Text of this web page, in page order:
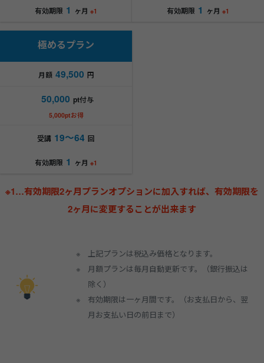
有効期限 1 ヶ月 ※1 有効期限 1 ヶ月 ※1
極めるプラン
月額 49,500 円
50,000 pt付与
5,000ptお得
受講 19～64 回
有効期限 1 ヶ月 ※1
※1…有効期限2ヶ月プランオプションに加入すれば、有効期限を
2ヶ月に変更することが出来ます
上記プランは税込み価格となります。
月額プランは毎月自動更新です。（銀行振込は
除く）
有効期限は一ヶ月間です。（お支払日から、翌
月お支払い日の前日まで）